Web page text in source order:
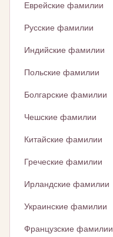
Еврейские фамилии
Русские фамилии
Индийские фамилии
Польские фамилии
Болгарские фамилии
Чешские фамилии
Китайские фамилии
Греческие фамилии
Ирландские фамилии
Украинские фамилии
Французские фамилии